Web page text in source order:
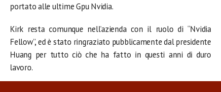
portato alle ultime Gpu Nvidia.
Kirk resta comunque nell’azienda con il ruolo di “Nvidia
Fellow”, ed è stato ringraziato pubblicamente dal presidente
Huang per tutto ciò che ha fatto in questi anni di duro
lavoro.